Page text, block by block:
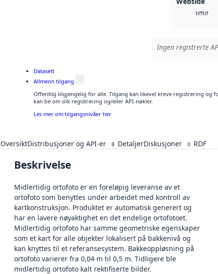
tifftif
Ingen registrerte
Datasett
Allmenn tilgang
Offentlig tilgjengelig for alle. Tilgang kan likevel kreve registrering og
kan be om slik registrering og/eller API-nøkler.
Les mer om tilgangsnivåer her
OversiktDistribusjoner og API-er 8 DetaljerDiskusjoner 0 RDF
Beskrivelse
Midlertidig ortofoto er en foreløpig leveranse av et
ortofoto som benyttes under arbeidet med kontroll av
kartkonstruksjon. Produktet er automatisk generert og
har en lavere nøyaktighet en det endelige ortofotoet.
Midlertidig ortofoto har samme geometriske egenskaper
som et kart for alle objekter lokalisert på bakkenivå og
kan knyttes til et referansesystem. Bakkeoppløsning på
ortofoto varierer fra 0,04 m til 0,5 m. Tidligere ble
midlertidig ortofoto kalt rektifiserte bilder.